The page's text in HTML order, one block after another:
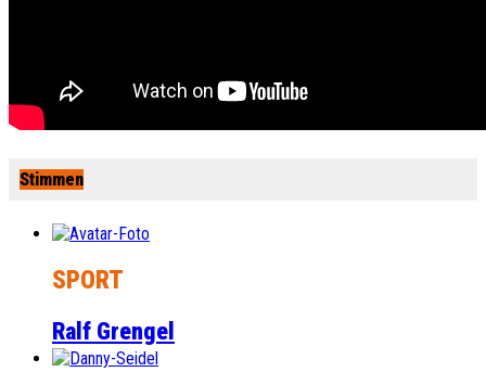
Stimmen
SPORT
Ralf Grengel